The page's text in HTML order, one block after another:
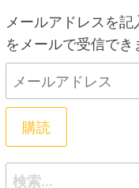
メールアドレスを
をメールで受信でき
メールアドレス
購読
検索: